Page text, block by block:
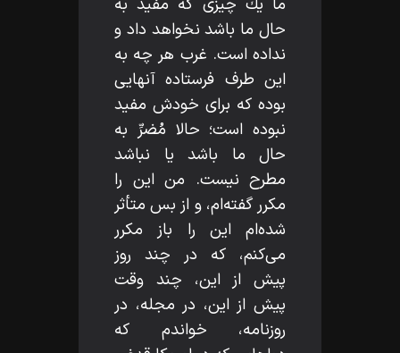
حال ما باشد نخواهد داد و
نداده است. غرب هر چه به
اين طرف فرستاده آنهايى
بوده كه براى خودش مفيد
نبوده است؛ حالا مُضرِّ به
حال ما باشد يا نباشد
مطرح نيست. من اين را
مكرر گفته‌ام، و از بس متأثر
شده‌ام اين را باز مكرر
مى‌كنم، كه در چند روز
پيش از اين، چند وقت
پيش از اين، در مجله، در
روزنامه، خواندم كه